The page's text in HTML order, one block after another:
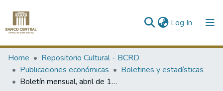
Log In (current)
Communities & Collections
All of DSpace
Home
Repositorio Cultural - BCRD
Publicaciones económicas
Boletines y estadísticas
Boletín mensual, abril de 1977